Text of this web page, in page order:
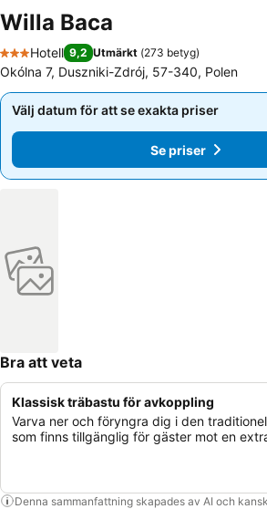
Willa Baca
3 Stjärnor
Hotell 9,2 Utmärkt (273 betyg)
Okólna 7, Duszniki-Zdrój, 57-340, Polen
Välj datum för att se exakta priser
Se priser
Välj datum för att se exakta priser
Se priser
Bra att veta
Klassisk träbastu för avkoppling
Varva ner och föryngra dig i den
som finns tillgänglig för gäster mot en
Denna sammanfattning skapades av AI och